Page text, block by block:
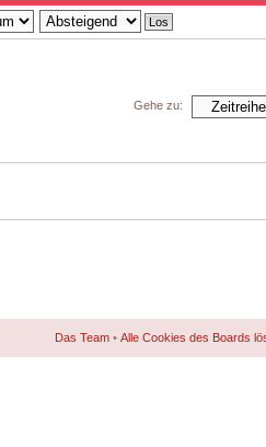
Gehe zu:
Das Team • Alle Cookies des Boards